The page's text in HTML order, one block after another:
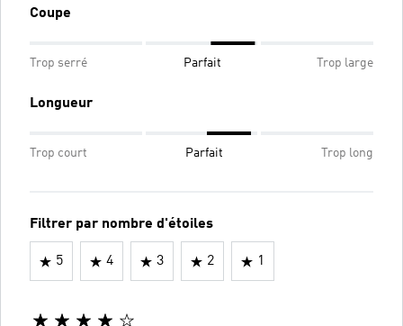
Coupe
Trop serré Parfait Trop large
Longueur
Trop court Parfait Trop long
Filtrer par nombre d'étoiles
5 4 3 2 1